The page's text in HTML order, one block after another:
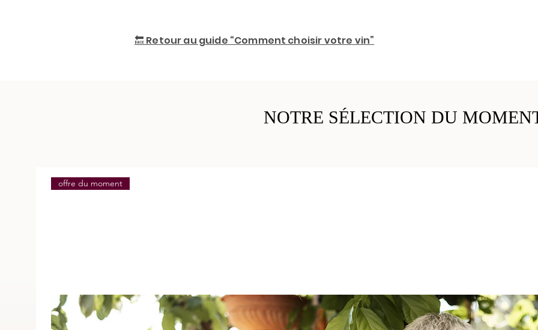
🔙 Retour au guide “Comment choisir votre vin”
NOTRE SÉLECTION DU
offre du moment